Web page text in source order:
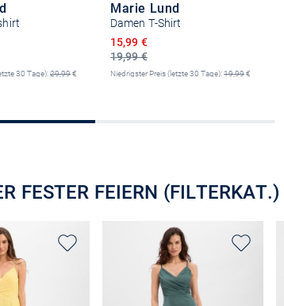
30 Tage):29,99€
Marie Lund
Damen T-Shirt
19,99 €
Ermäßigter Preis
15,99 €
Niedrigster Preis (letzte 30 Tage):19,99€
FESTER FEIERN (FILTERKAT.)